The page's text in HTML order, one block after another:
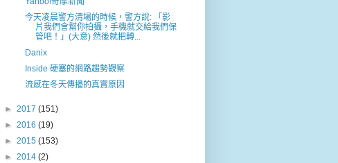
今天凌晨警方清場的時候，警方說: 「影
片我們會幫你拍攝，手機就交給我們保
管吧！」(大意) 然後就把轉...
Danix
Inside 硬塞的網路趨勢觀察
流感在冬天傳播的真實原因
► 2017 (151)
► 2016 (19)
► 2015 (153)
► 2014 (2)